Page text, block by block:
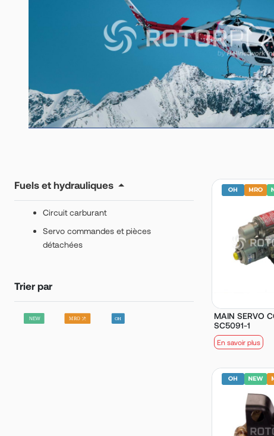
Fuels et hydrauliques
Circuit carburant
Servo commandes et pièces
détachées
Trier par
MAIN SERVO
SC5091-1
En savoir plus